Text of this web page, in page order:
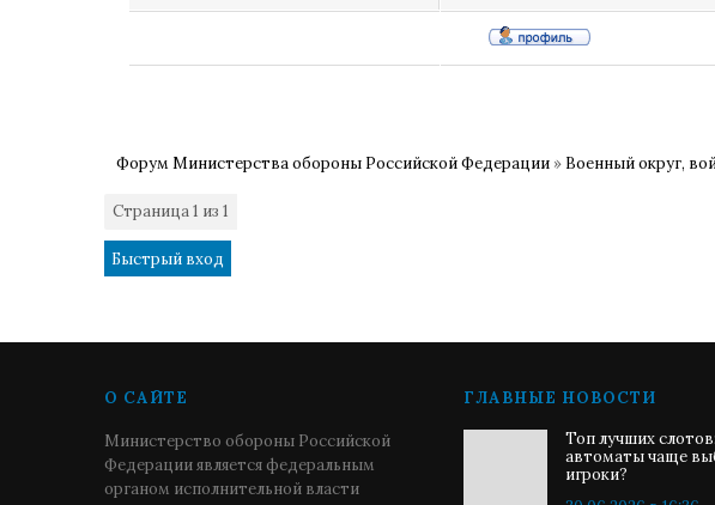
Форум Министерства обороны Российской Федерации » Военный округ,
Страница1 из 1
О САЙТЕ
Министерство обороны Российской
Федерации является федеральным
органом исполнительной власти
ГЛАВНЫЕ НОВОСТИ
Топ лучших
автоматы чаще
игроки?